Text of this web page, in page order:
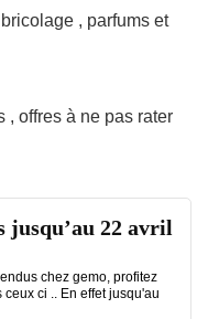
, parfums et
, offres à ne pas rater
jusqu’au 22 avril
chez gemo, profitez
ci .. En effet jusqu'au